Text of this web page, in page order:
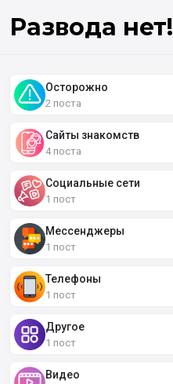
Развода нет!
Осторожно
2 поста
Сайты знакомств
4 поста
Социальные сети
1 пост
Мессенджеры
1 пост
Телефоны
1 пост
Другое
1 пост
Видео